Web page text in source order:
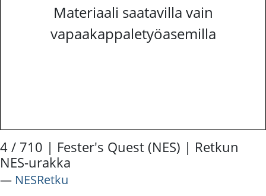
Materiaali saatavilla vain
vapaakappaletyöasemilla
4 / 710 | Fester's Quest (NES) | Retkun
NES-urakka
― NESRetku